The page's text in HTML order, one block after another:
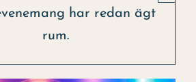
har redan ägt
rum.